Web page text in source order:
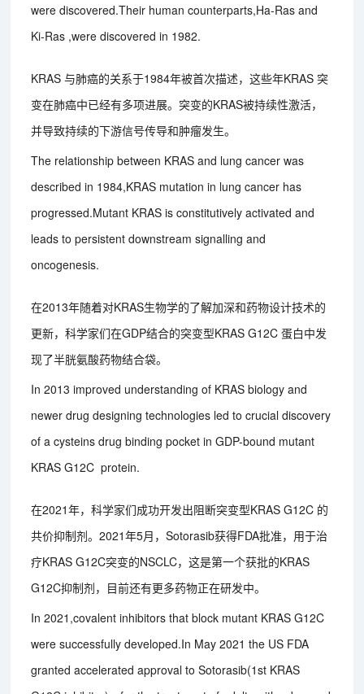
were discovered.Their human counterparts,Ha-Ras and
Ki-Ras ,were discovered in 1982.
KRAS 与肺癌的关系于1984年被首次描述，这些年KRAS 突
变在肺癌中已经有多项进展。突变的KRAS被持续性激活，
并导致持续的下游信号传导和肿瘤发生。
The relationship between KRAS and lung cancer was
described in 1984,KRAS mutation in lung cancer has
progressed.Mutant KRAS is constitutively activated and
leads to persistent downstream signalling and
oncogenesis.
在2013年随着对KRAS生物学的了解加深和药物设计技术的
更新，科学家们在GDP结合的突变型KRAS G12C 蛋白中发
现了半胱氨酸药物结合袋。
In 2013 improved understanding of KRAS biology and
newer drug designing technologies led to crucial discovery
of a cysteins drug binding pocket in GDP-bound mutant
KRAS G12C protein.
在2021年，科学家们成功开发出阻断突变型KRAS G12C 的
共价抑制剂。2021年5月，Sotorasib获得FDA批准，用于治
疗KRAS G12C突变的NSCLC，这是第一个获批的KRAS
G12C抑制剂，目前还有更多药物正在研发中。
In 2021,covalent inhibitors that block mutant KRAS G12C
were successfully developed.In May 2021 the US FDA
granted accelerated approval to Sotorasib(1st KRAS